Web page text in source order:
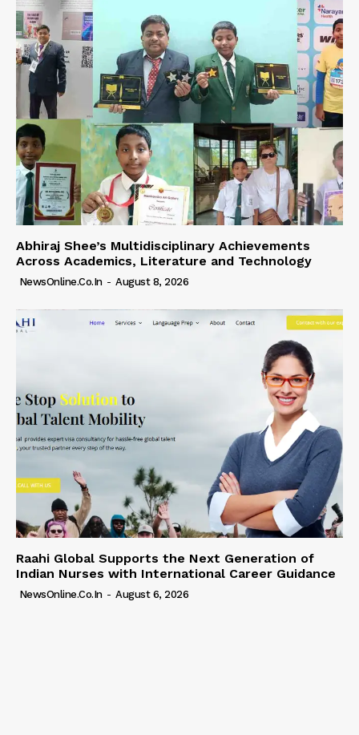
Abhiraj Shee’s Multidisciplinary Achievements
Across Academics, Literature and Technology
NewsOnline.co.in - August 8, 2026
Raahi Global Supports the Next Generation of
Indian Nurses with International Career Guidance
NewsOnline.co.in - August 6, 2026